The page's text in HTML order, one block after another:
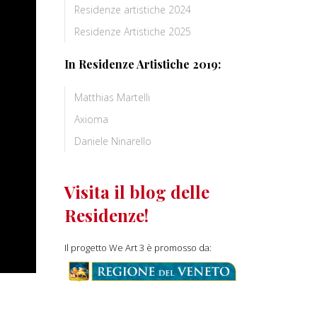
Residenze artistiche 2024
Residenze Artistiche 2025
In Residenze Artistiche 2019:
Matthias Martelli
Axioma
Daniele Ninarello
Visita il blog delle
Residenze!
Il progetto We Art 3 è promosso da: